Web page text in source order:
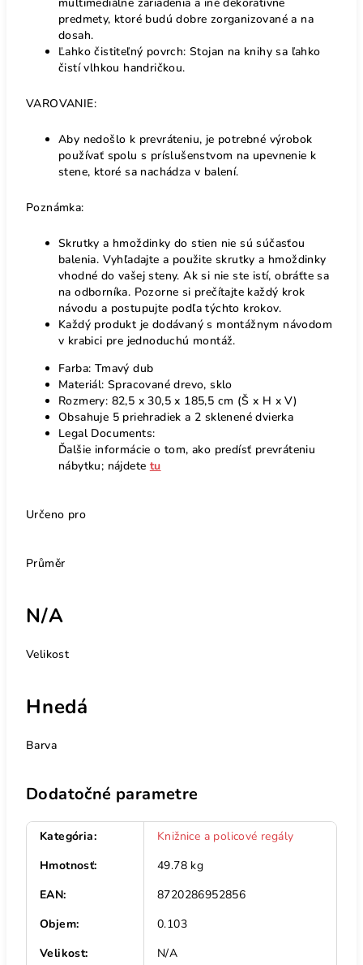
predmety, ktoré budú dobre zorganizované a na
dosah.
Ľahko čistiteľný povrch: Stojan na knihy sa ľahko
čistí vlhkou handričkou.
VAROVANIE:
Aby nedošlo k prevráteniu, je potrebné výrobok
používať spolu s príslušenstvom na upevnenie k
stene, ktoré sa nachádza v balení.
Poznámka:
Skrutky a hmoždinky do stien nie sú súčasťou
balenia. Vyhľadajte a použite skrutky a hmoždinky
vhodné do vašej steny. Ak si nie ste istí, obráťte sa
na odborníka. Pozorne si prečítajte každý krok
návodu a postupujte podľa týchto krokov.
Každý produkt je dodávaný s montážnym návodom
v krabici pre jednoduchú montáž.
Farba: Tmavý dub
Materiál: Spracované drevo, sklo
Rozmery: 82,5 x 30,5 x 185,5 cm (Š x H x V)
Obsahuje 5 priehradiek a 2 sklenené dvierka
Legal Documents:
Ďalšie informácie o tom, ako predísť prevráteniu
nábytku; nájdete tu
Určeno pro
Průměr
N/A
Velikost
Hnedá
Barva
Dodatočné parametre
Kategória:
Knižnice a policové regály
Hmotnosť:
49.78 kg
EAN:
8720286952856
Objem:
0.103
Velikost:
N/A